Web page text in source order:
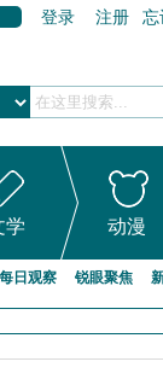
登录 注册 忘
学 动漫
每日观察 锐眼聚焦